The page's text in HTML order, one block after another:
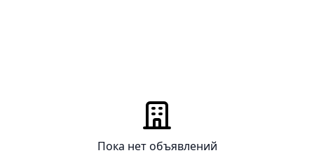
Пока нет объявлений